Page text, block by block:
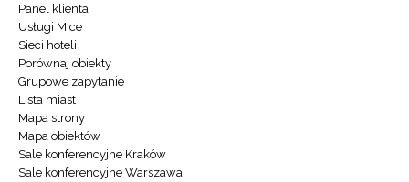
Panel klienta
Usługi Mice
Sieci hoteli
Porównaj obiekty
Grupowe zapytanie
Lista miast
Mapa strony
Mapa obiektów
Sale konferencyjne Kraków
Sale konferencyjne Warszawa